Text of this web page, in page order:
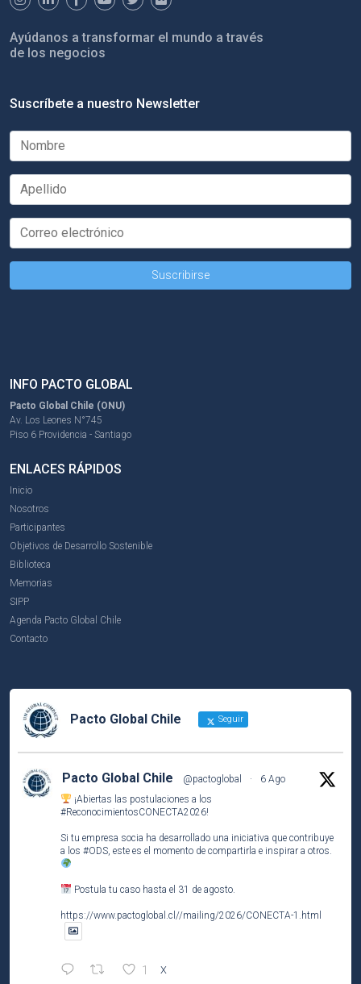
Ayúdanos a transformar el mundo a través
de los negocios
Suscríbete a nuestro Newsletter
INFO PACTO GLOBAL
Pacto Global Chile (ONU)
Av. Los Leones N°745
Piso 6 Providencia - Santiago
ENLACES RÁPIDOS
Inicio
Nosotros
Participantes
Objetivos de Desarrollo Sostenible
Biblioteca
Memorias
SIPP
Agenda Pacto Global Chile
Contacto
Pacto Global Chile Seguir
Pacto Global Chile @pactoglobal ·
6 Ago
¡Abiertas las postulaciones a los
#ReconocimientosCONECTA2026!
Si tu empresa socia ha desarrollado una iniciativa que contribuye
a los #ODS, este es el momento de compartirla e inspirar a otros.
Postula tu caso hasta el 31 de agosto.
https://www.pactoglobal.cl//mailing/2026/CONECTA-1.html
1 X